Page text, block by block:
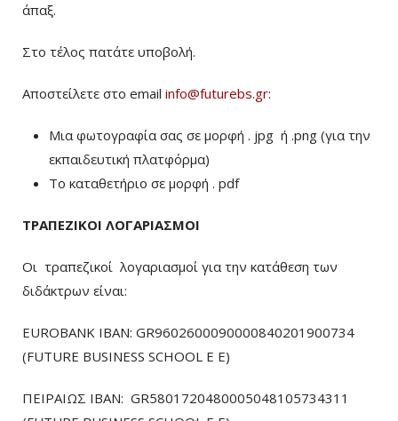
άπαξ.
Στο τέλος πατάτε υποβολή.
Αποστείλετε στο email info@futurebs.gr:
Μια φωτογραφία σας σε μορφή . jpg ή .png (για την
εκπαιδευτική πλατφόρμα)
To καταθετήριο σε μορφή . pdf
ΤΡΑΠΕΖΙΚΟΙ ΛΟΓΑΡΙΑΣΜΟΙ
Οι τραπεζικοί λογαριασμοί για την κατάθεση των
διδάκτρων είναι:
EUROBANK IBAN: GR9602600090000840201900734
(FUTURE BUSINESS SCHOOL E E)
ΠΕΙΡΑΙΩΣ ΙΒΑΝ: GR5801720480005048105734311